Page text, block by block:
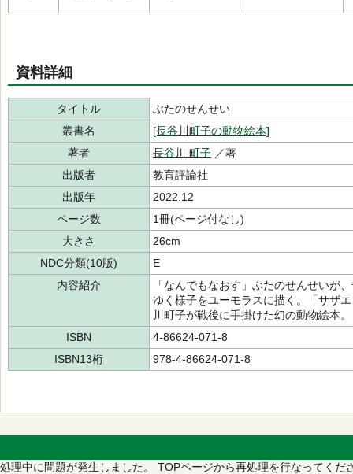
資料詳細
タイトル
ぶたのせんせい
叢書名
[長谷川町子の動物絵本]
著者
長谷川 町子 ／著
出版者
教育評論社
出版年
2022.12
ページ数
1冊(ページ付なし)
大きさ
26cm
NDC分類(10版)
E
内容紹介
「なんでもなおす」ぶたのせんせいが
ゆく様子をユーモラスに描く。「サザ
川町子が戦後に手掛けた幻の動物絵本。
ISBN
4-86624-071-8
ISBN13桁
978-4-86624-071-8
処理中に問題が発生しました。 TOPページから再処理を行なってくだ